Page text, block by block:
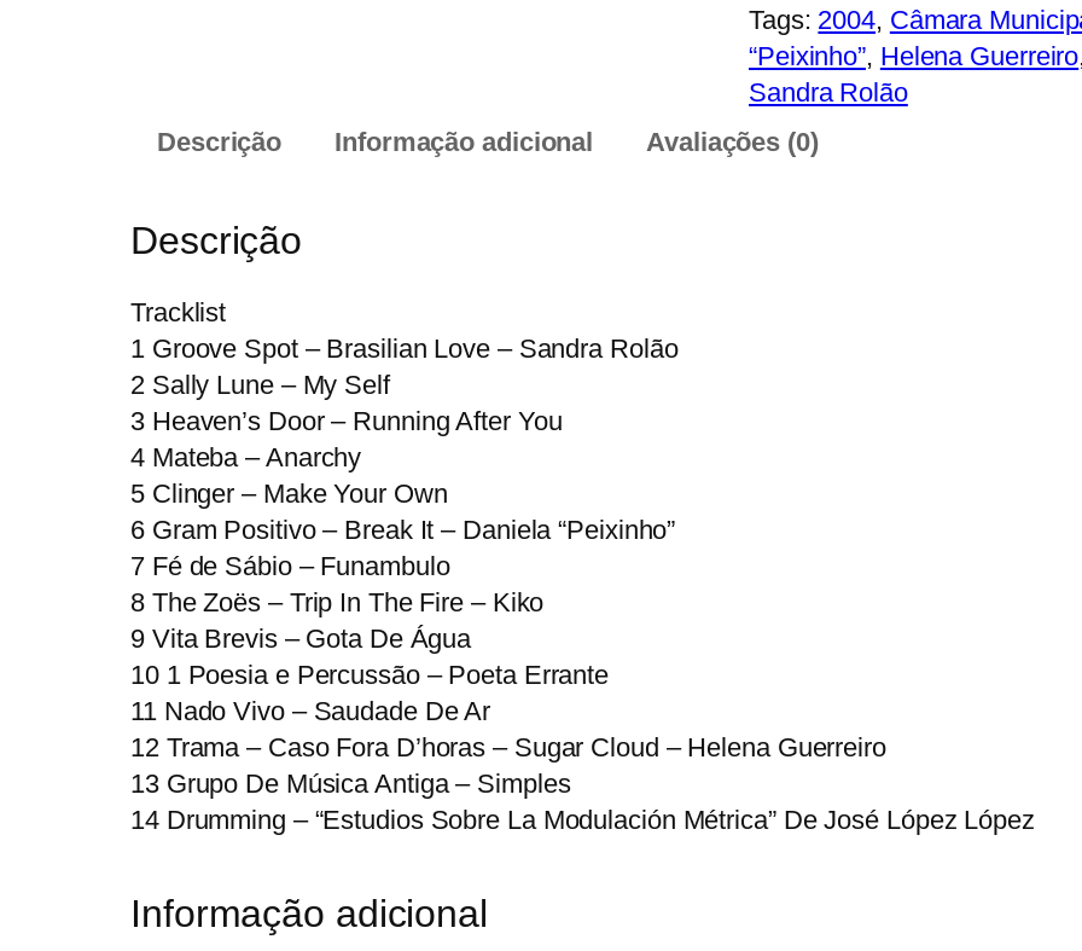
Tags: 2004, Câmara
“Peixinho”, Helena Guerreiro
Sandra Rolão
Descrição
Informação adicional Avaliações (0)
Descrição
Tracklist
1 Groove Spot – Brasilian Love – Sandra Rolão
2 Sally Lune – My Self
3 Heaven’s Door – Running After You
4 Mateba – Anarchy
5 Clinger – Make Your Own
6 Gram Positivo – Break It – Daniela “Peixinho”
7 Fé de Sábio – Funambulo
8 The Zoës – Trip In The Fire – Kiko
9 Vita Brevis – Gota De Água
10 1 Poesia e Percussão – Poeta Errante
11 Nado Vivo – Saudade De Ar
12 Trama – Caso Fora D’horas – Sugar Cloud – Helena Guerreiro
13 Grupo De Música Antiga – Simples
14 Drumming – “Estudios Sobre La Modulación Métrica” De José López López
Informação adicional